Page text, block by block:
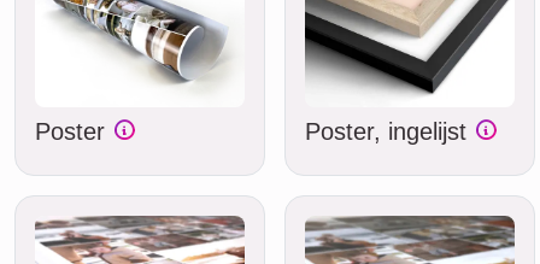
Poster Poster, ingelijst